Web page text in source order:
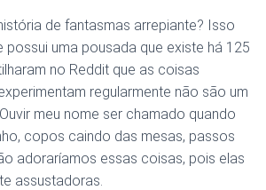
de fantasmas arrepiante? Isso
possui uma pousada que existe há 125
no Reddit que as coisas
regularmente não são um
meu nome ser chamado quando
copos caindo das mesas, passos
adoraríamos essas coisas, pois elas
assustadoras.